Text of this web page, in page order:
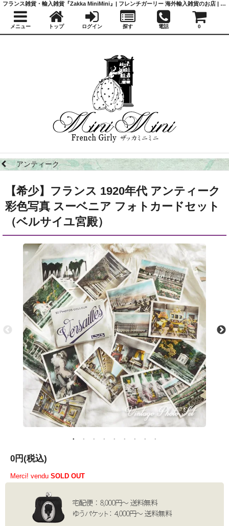
アンティーク
【希少】フランス 1920年代 アンティーク
彩色写真 スーベニア フォトカードセット
（ベルサイユ宮殿）
0円(税込)
Merci! vendu SOLD OUT
フランス雑貨・輸入雑貨『Zakka MiniMini』| フレンチガーリー 海外輸入雑貨のお店 | かわいい雑貨 | 蚤の市 | アンティーク
メニュー トップ ログイン 探す 電話 0